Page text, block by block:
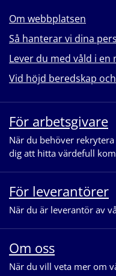
Om webbplatsen
Så hanterar vi dina
Lever du med våld i en
Vid höjd beredskap
För arbetsgivare
När du behöver
dig att hitta värdefull
För leverantörer
När du är leverantör av
Om oss
När du vill veta mer om